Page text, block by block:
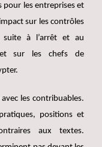
pour les entreprises et
sur les contrôles
suite à l’arrêt et au
et sur les chefs de
les contribuables.
positions et
aux textes.